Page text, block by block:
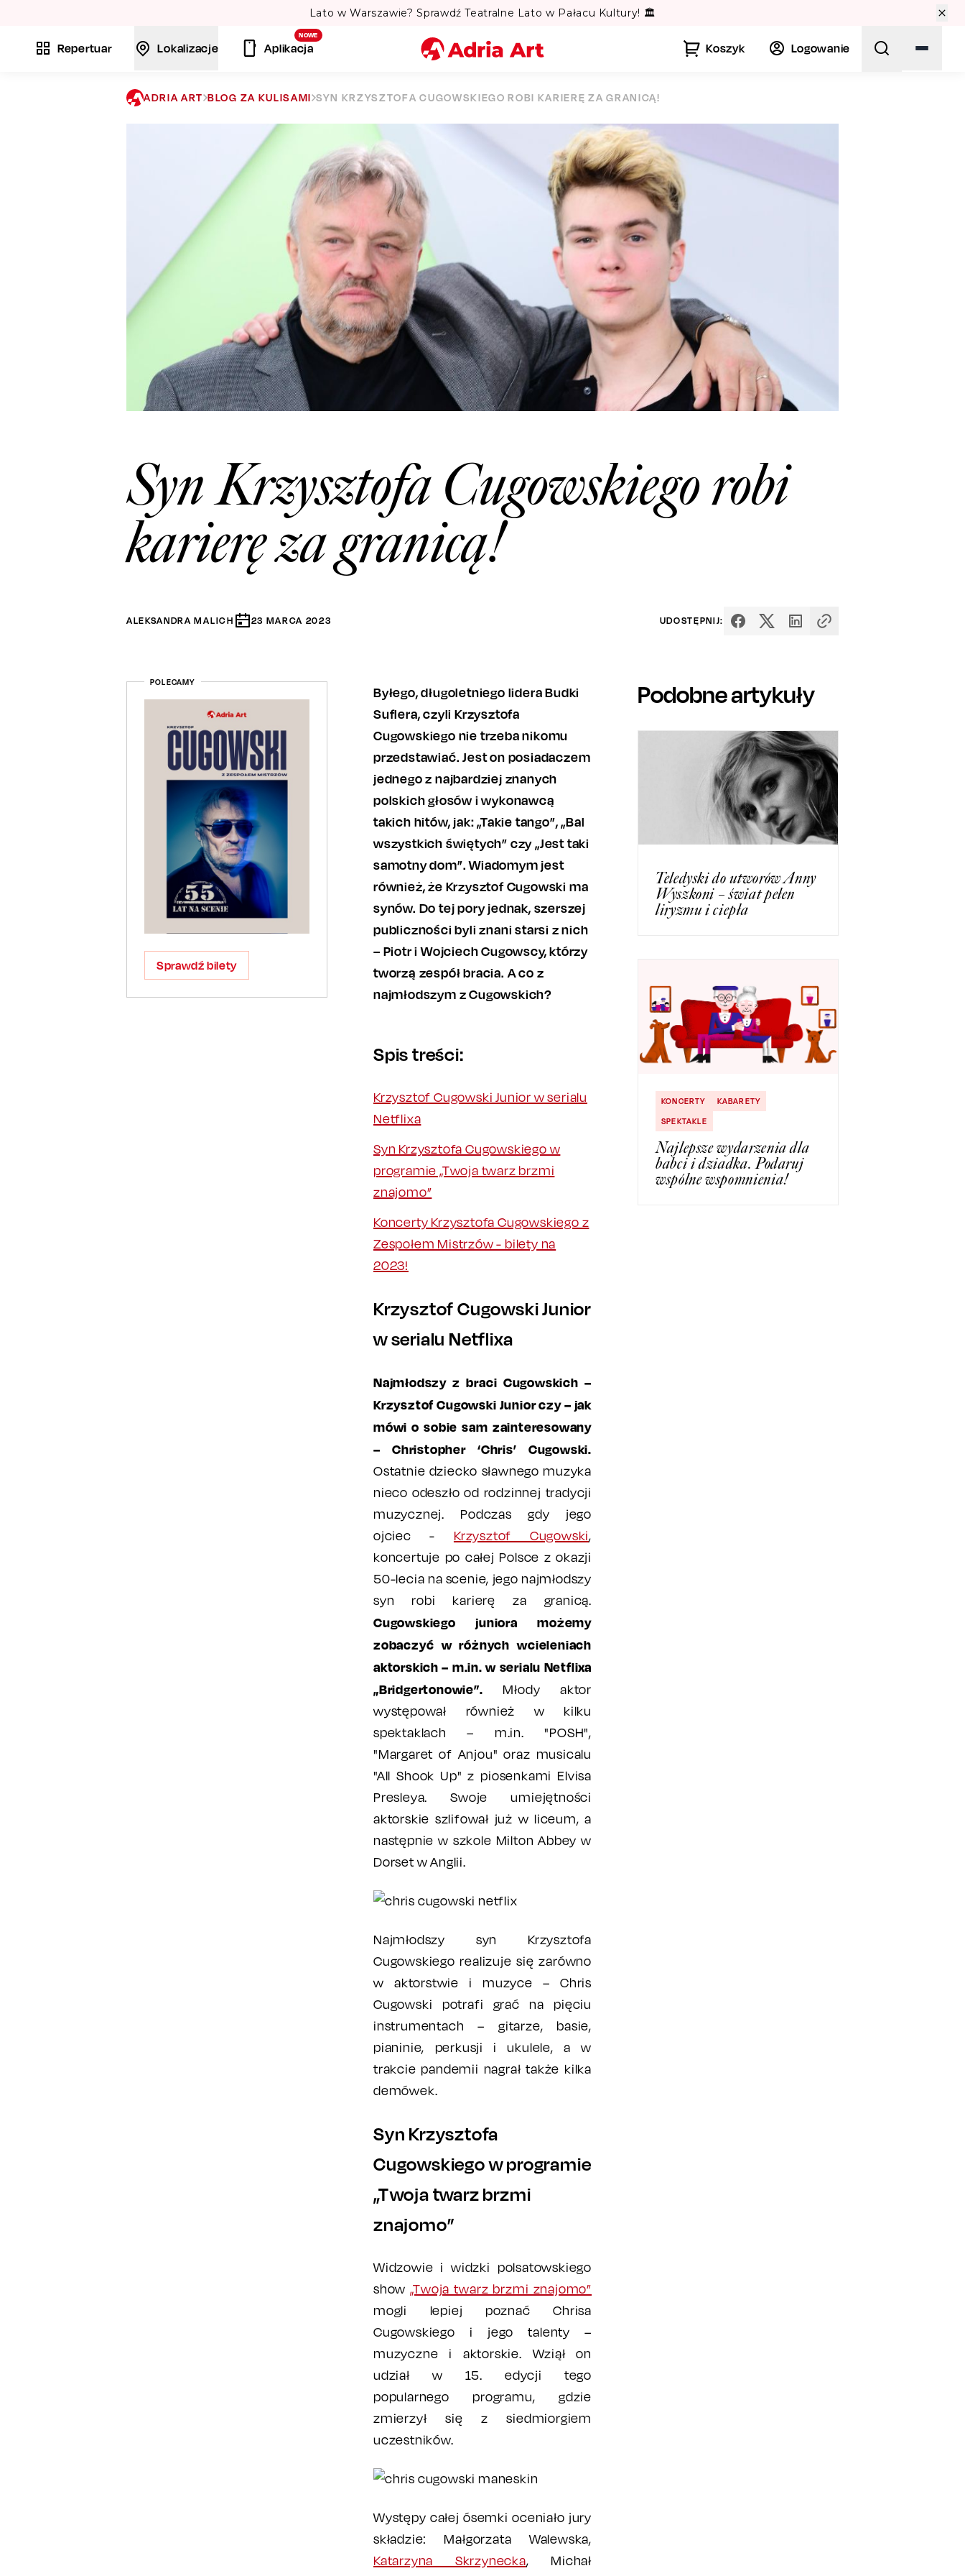
Lato w Warszawie? Sprawdź Teatralne Lato w Pałacu Kultury! 🏛️
Repertuar Lokalizacje
NOWE
Aplikacja Koszyk Logowanie
Miasto
Kategoria
ADRIA ART BLOG ZA KULISAMI SYN KRZYSZTOFA CUGOWSKIEGO ROBI KARIERĘ ZA GRANICĄ!
Syn Krzysztofa Cugowskiego robi
karierę za granicą!
ALEKSANDRA MALICH 23 MARCA 2023 UDOSTĘPNIJ:
POLECAMY
Sprawdź bilety
Byłego, długoletniego lidera Budki
Suflera, czyli Krzysztofa
Cugowskiego nie trzeba nikomu
przedstawiać. Jest on posiadaczem
jednego z najbardziej znanych
polskich głosów i wykonawcą
takich hitów, jak: „Takie tango”, „Bal
wszystkich świętych” czy „Jest taki
samotny dom”. Wiadomym jest
również, że Krzysztof Cugowski ma
synów. Do tej pory jednak, szerszej
publiczności byli znani starsi z nich
– Piotr i Wojciech Cugowscy, którzy
tworzą zespół bracia. A co z
najmłodszym z Cugowskich?
Spis treści:
Krzysztof Cugowski Junior w serialu
Netflixa
Syn Krzysztofa Cugowskiego w
programie „Twoja twarz brzmi
znajomo”
Koncerty Krzysztofa Cugowskiego z
Zespołem Mistrzów - bilety na
2023!
Krzysztof Cugowski Junior
w serialu Netflixa
Najmłodszy z braci Cugowskich –
Krzysztof Cugowski Junior czy – jak
mówi o sobie sam zainteresowany
– Christopher ‘Chris’ Cugowski.
Ostatnie dziecko sławnego muzyka
nieco odeszło od rodzinnej tradycji
muzycznej. Podczas gdy jego
ojciec - Krzysztof Cugowski,
koncertuje po całej Polsce z okazji
50-lecia na scenie, jego najmłodszy
syn robi karierę za granicą.
Cugowskiego juniora możemy
zobaczyć w różnych wcieleniach
aktorskich – m.in. w serialu Netflixa
„Bridgertonowie”. Młody aktor
występował również w kilku
spektaklach – m.in. "POSH",
"Margaret of Anjou" oraz musicalu
"All Shook Up" z piosenkami Elvisa
Presleya. Swoje umiejętności
aktorskie szlifował już w liceum, a
następnie w szkole Milton Abbey w
Dorset w Anglii.
Najmłodszy syn Krzysztofa
Cugowskiego realizuje się zarówno
w aktorstwie i muzyce – Chris
Cugowski potrafi grać na pięciu
instrumentach – gitarze, basie,
pianinie, perkusji i ukulele, a w
trakcie pandemii nagrał także kilka
demówek.
Syn Krzysztofa
Cugowskiego w programie
„Twoja twarz brzmi
znajomo”
Widzowie i widzki polsatowskiego
show„Twoja twarz brzmi znajomo”
mogli lepiej poznać Chrisa
Cugowskiego i jego talenty –
muzyczne i aktorskie. Wziął on
udział w 15. edycji tego
popularnego programu, gdzie
zmierzył się z siedmiorgiem
uczestników.
Występy całej ósemki oceniało jury
składzie: Małgorzata Walewska,
Katarzyna Skrzynecka, Michał
Podobne artykuły
Teledyski do utworów Anny
Wyszkoni – świat pełen
liryzmu i ciepła
KONCERTY
KABARETY
SPEKTAKLE
Najlepsze wydarzenia dla
babci i dziadka. Podaruj
wspólne wspomnienia!